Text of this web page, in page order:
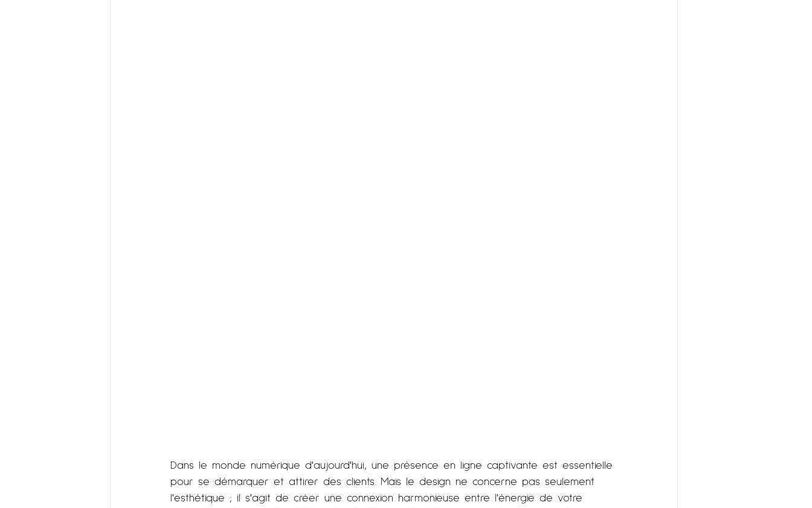
Dans le monde numérique d'aujourd'hui, une présence en ligne captivante est essentielle
pour se démarquer et attirer des clients. Mais le design ne concerne pas seulement
l'esthétique ; il s'agit de créer une connexion harmonieuse entre l'énergie de votre